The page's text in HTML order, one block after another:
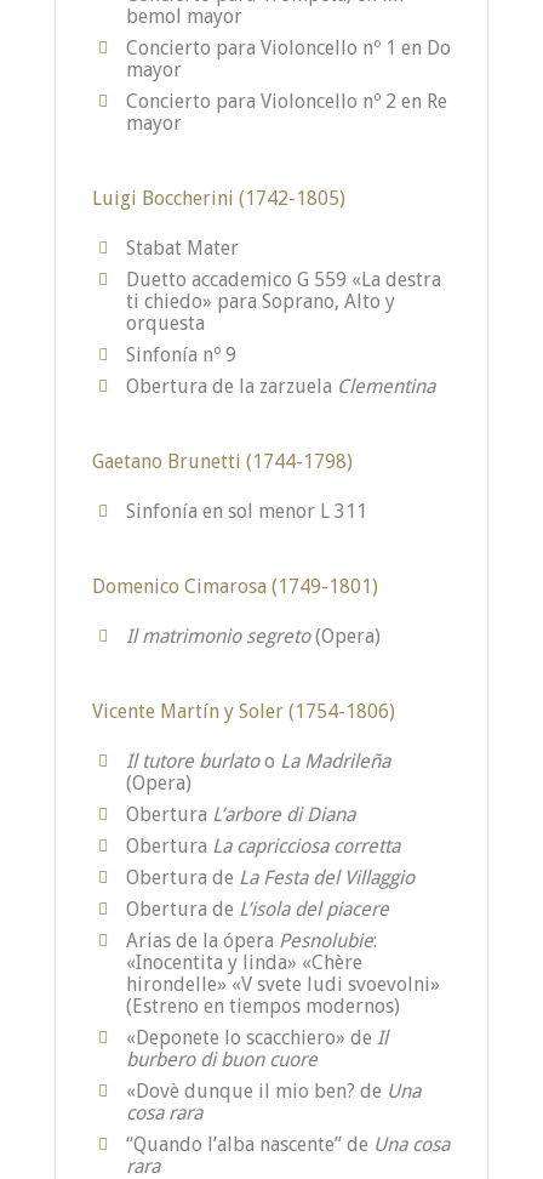
bemol mayor
Concierto para Violoncello nº 1 en Do
mayor
Concierto para Violoncello nº 2 en Re
mayor
Luigi Boccherini (1742-1805)
Stabat Mater
Duetto accademico G 559 «La destra
ti chiedo» para Soprano, Alto y
orquesta
Sinfonía nº 9
Obertura de la zarzuela Clementina
Gaetano Brunetti (1744-1798)
Sinfonía en sol menor L 311
Domenico Cimarosa (1749-1801)
Il matrimonio segreto(Opera)
Vicente Martín y Soler (1754-1806)
Il tutore burlatoo La Madrileña
(Opera)
Obertura L’arbore di Diana
Obertura La capricciosa corretta
Obertura de La Festa del Villaggio
Obertura de L’isola del piacere
Arias de la ópera Pesnolubie:
«Inocentita y linda» «Chère
hirondelle» «V svete ludi svoevolni»
(Estreno en tiempos modernos)
«Deponete lo scacchiero» de Il
burbero di buon cuore
«Dovè dunque il mio ben? de Una
cosa rara
“Quando l’alba nascente” de Una cosa
rara